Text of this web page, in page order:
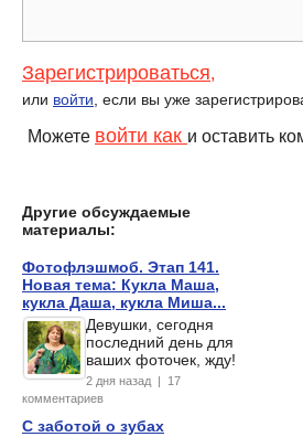
Зарегистрироваться,
или войти , если вы уже
Можете войти как и оставить
Другие обсуждаемые
материалы:
Фотофлэшмоб. Этап 141.
Новая тема: Кукла Маша,
кукла Даша, кукла Миша...
Девушки, сегодня
последний день для
ваших фоточек, жду!
2 дня назад | 17
комментариев
С заботой о зубах